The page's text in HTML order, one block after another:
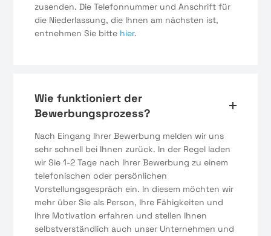
zusenden. Die Telefonnummer und Anschrift für
die Niederlassung, die Ihnen am nächsten ist,
entnehmen Sie bitte hier.
Wie funktioniert der
Bewerbungsprozess?
Nach Eingang Ihrer Bewerbung melden wir uns
sehr schnell bei Ihnen zurück. In der Regel laden
wir Sie 1-2 Tage nach Ihrer Bewerbung zu einem
telefonischen oder persönlichen
Vorstellungsgespräch ein. In diesem möchten wir
mehr über Sie als Person, Ihre Fähigkeiten und
Ihre Motivation erfahren und stellen Ihnen
selbstverständlich auch unser Unternehmen und